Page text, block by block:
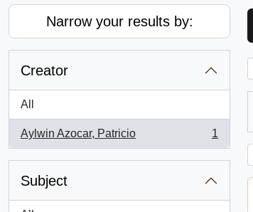
Narrow your results by:
Creator
All
Aylwin Azocar, Patricio
, 1 results
1
Subject